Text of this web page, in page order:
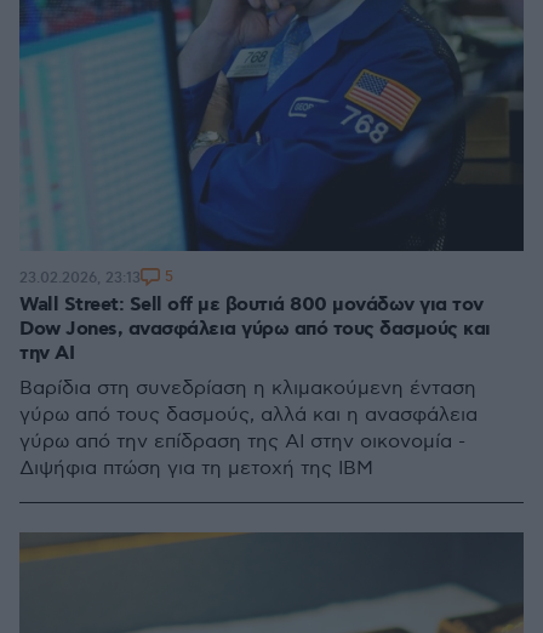
Wall Street: Sell off με βουτιά 800 μονάδων για τον
Dow Jones, ανασφάλεια γύρω από τους δασμούς και
την AI
Βαρίδια στη συνεδρίαση η κλιμακούμενη ένταση
γύρω από τους δασμούς, αλλά και η ανασφάλεια
γύρω από την επίδραση της AI στην οικονομία -
Διψήφια πτώση για τη μετοχή της IBM
23.02.2026, 23:13 5